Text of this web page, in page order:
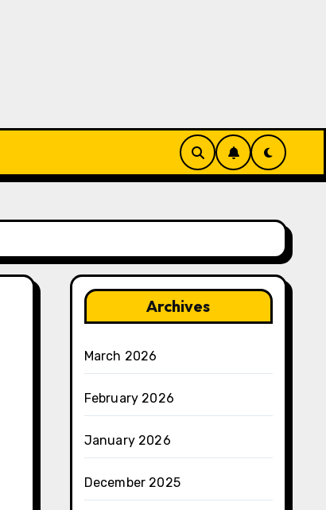
Archives
March 2026
February 2026
January 2026
December 2025